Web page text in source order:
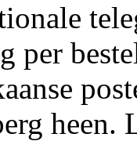
per
heen.